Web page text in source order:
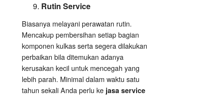
Rutin Service
Biasanya melayani perawatan rutin.
Mencakup pembersihan setiap bagian
komponen kulkas serta segera dilakukan
perbaikan bila ditemukan adanya
kerusakan kecil untuk mencegah yang
lebih parah. Minimal dalam waktu satu
tahun sekali Anda perlu ke jasa service